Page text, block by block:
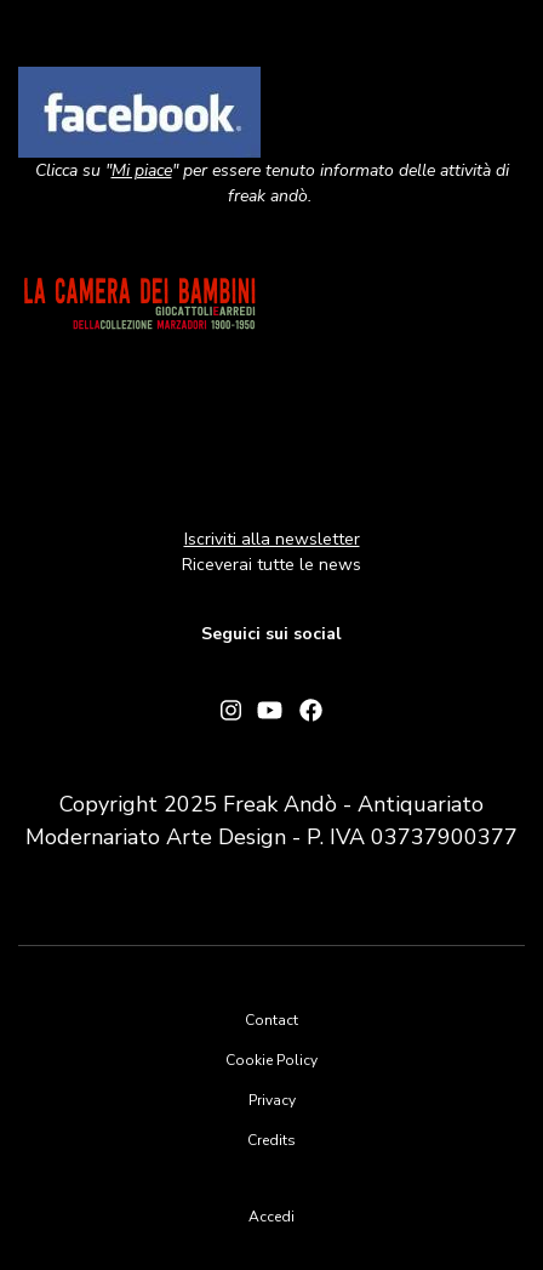
Clicca su "Mi piace" per essere tenuto informato delle attività di
freak andò.
Image
Iscriviti alla newsletter
Riceverai tutte le news
Seguici sui social
Copyright 2025 Freak Andò - Antiquariato
Modernariato Arte Design - P. IVA 03737900377
Contact
Cookie Policy
Privacy
Credits
Accedi